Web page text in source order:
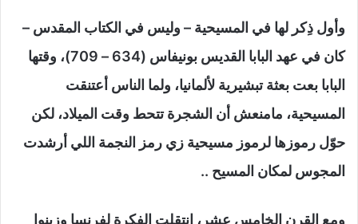
وأول ذِكر لها في المسيحية – وليس في الكتاب المقدس –
كان في عهد البابا القديس بونيفاس (634 – 709)، وقتها
البابا بعت بعثة تبشيرية لألمانيا، ولما الناس أعتنقت
المسيحية، مامنعش أن الشجرة تتحط وقت الميلاد، لكن
حوّل رموزها لرموز مسيحية زي رمز النجمة اللي أرشدت
المجوس لمكان المسيح ..
ومع القرن الخامس عشر، انتقلت الفكرة لفرنسا وزينوا